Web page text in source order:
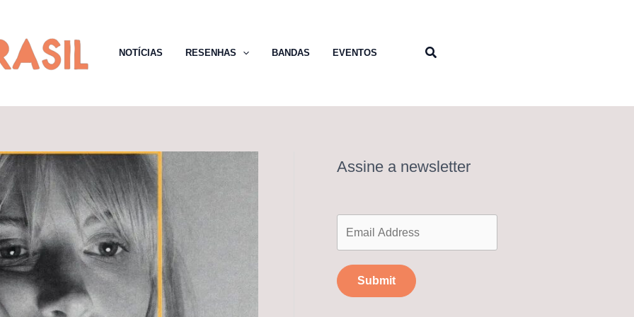
NOTÍCIAS RESENHAS BANDAS EVENTOS Pesquisar
Assine a newsletter
Submit